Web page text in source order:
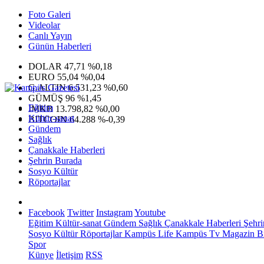
Foto Galeri
Videolar
Canlı Yayın
Günün Haberleri
DOLAR 47,71 %0,18
EURO 55,04 %0,04
G.ALTIN6.531,23 %0,60
GÜMÜŞ 96 %1,45
IMKB 13.798,82 %0,00
BITCOIN64.288 %-0,39
Eğitim
Kültür-sanat
Gündem
Sağlık
Çanakkale Haberleri
Şehrin Burada
Sosyo Kültür
Röportajlar
Facebook Twitter InstagramYoutube
Eğitim Kültür-sanat Gündem Sağlık Çanakkale Haberleri
Sosyo KültürRöportajlarKampüs Life Kampüs Tv Magazin
Spor
Künye İletişim RSS